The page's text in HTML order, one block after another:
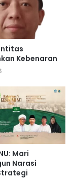
Kebenaran
Mari
Narasi